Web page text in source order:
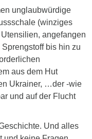
unglaubwürdige
(winziges
angefangen
bis hin zu
aus dem Hut
Ukrainer, …der -wie
und auf der Flucht
Und alles